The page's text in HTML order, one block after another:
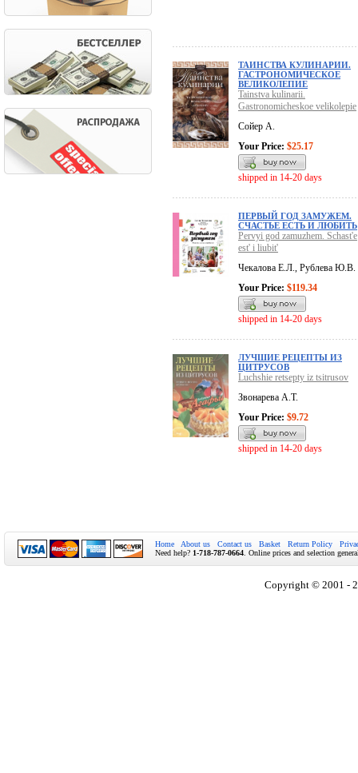
ТАИНСТВА КУЛИНАРИИ.
ГАСТРОНОМИЧЕСКОЕ
ВЕЛИКОЛЕПИЕ
Tainstva kulinarii.
Gastronomicheskoe velikolepie
Сойер А.
Your Price: $25.17
shipped in 14-20 days
ПЕРВЫЙ ГОД ЗАМУЖЕМ.
СЧАСТЬЕ ЕСТЬ И ЛЮБИТЬ
Pervyi god zamuzhem. Schast'e
est' i liubit'
Чекалова Е.Л., Рублева Ю.В.
Your Price: $119.34
shipped in 14-20 days
ЛУЧШИЕ РЕЦЕПТЫ ИЗ
ЦИТРУСОВ
Luchshie retsepty iz tsitrusov
Звонарева А.Т.
Your Price: $9.72
shipped in 14-20 days
Home About us Contact us Basket Return Policy
Need help? 1-718-787-0664 . Online prices and selection
Copyright © 2001 -